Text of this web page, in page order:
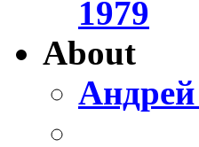
1979
About